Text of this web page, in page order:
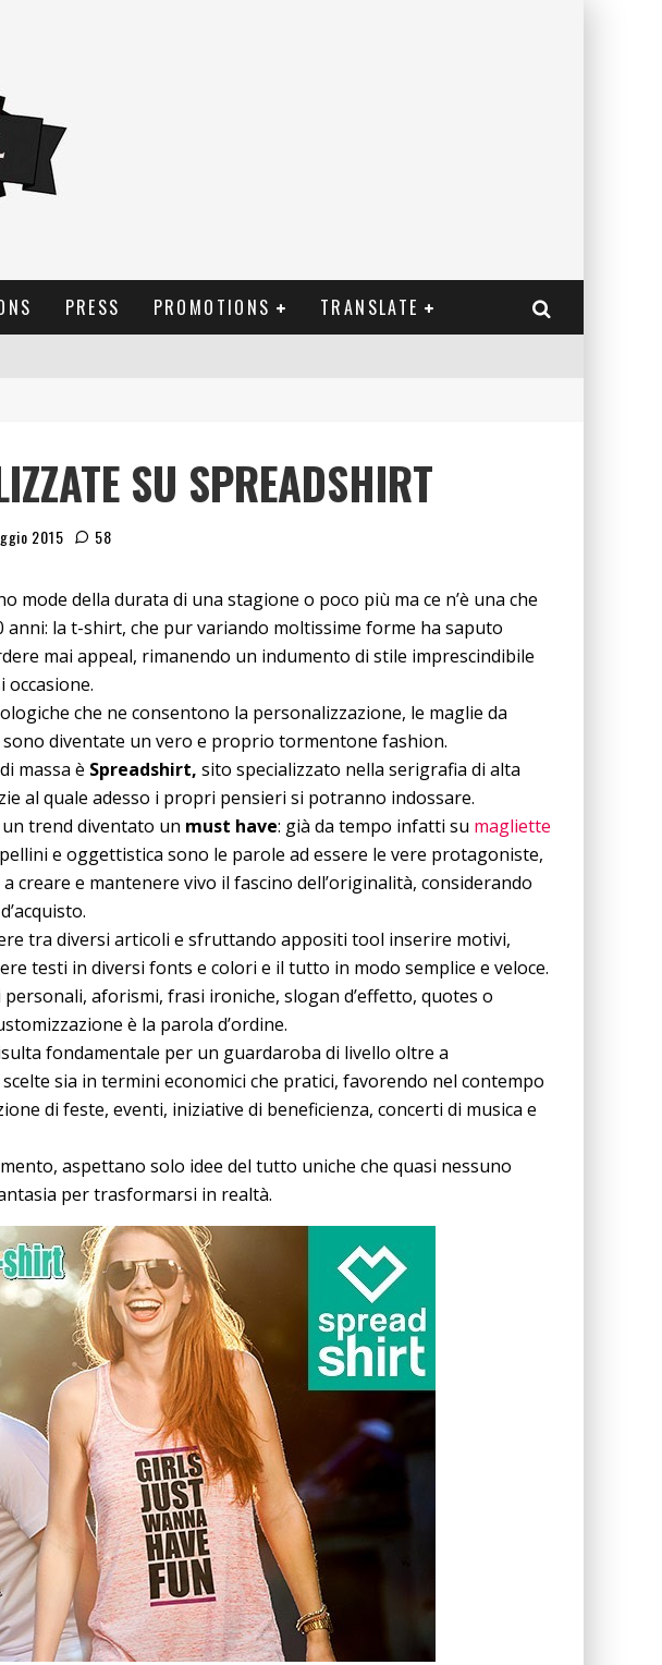
PRESS PROMOTIONS TRANSLATE
MAI DI MODA? SU SPREADSHIRT
2015 58
mode della durata di una stagione o poco più ma ce n’è una che
la t-shirt, che pur variando moltissime forme ha saputo
mai appeal, rimanendo un indumento di stile imprescindibile
occasione.
che ne consentono la personalizzazione, le maglie da
diventate un vero e proprio tormentone fashion.
massa è Spreadshirt, sito specializzato nella serigrafia di alta
al quale adesso i propri pensieri si potranno indossare.
trend diventato un must have: già da tempo infatti su magliette
e oggettistica sono le parole ad essere le vere protagoniste,
creare e mantenere vivo il fascino dell’originalità, considerando
tra diversi articoli e sfruttando appositi tool inserire motivi,
testi in diversi fonts e colori e il tutto in modo semplice e veloce.
aforismi, frasi ironiche, slogan d’effetto, quotes o
è la parola d’ordine.
fondamentale per un guardaroba di livello oltre a
sia in termini economici che pratici, favorendo nel contempo
di feste, eventi, iniziative di beneficienza, concerti di musica e
aspettano solo idee del tutto uniche che quasi nessuno
per trasformarsi in realtà.